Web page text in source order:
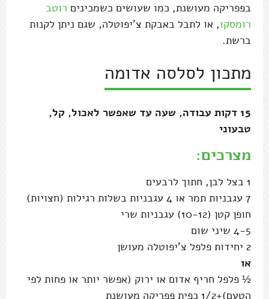
בפפריקה מעושנת, כמו שעושים כשמכינים רוטב
רומסקו, או לתבל באבקת צ'יפוטלה, שגם ניתן לקנות
ברשת.
מתכון לסלסה אדומה
15 דקות עבודה, שעה עד שאפשר לאכול, קל,
טבעוני
מצרכים:
1 בצל לבן, חתוך לרבעים
7 עגבניות תמר או 4 עגבניות בשלות רגילות (חצויות)
חופן קטן (10-12) עגבניות שרי
4-5 שיני שום
2 יחידות פלפל צ'יפוטלה מעושן
או
½ פלפל חריף אדום או ירוק (אפשר יותר או פחות לפי
הטעם)+1/2 כפית פפריקה מעושנת